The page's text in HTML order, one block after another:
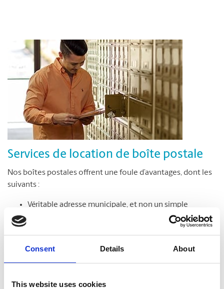
Consent Details About
This website uses cookies
Services de location de boîte postale
Nos boîtes postales offrent une foule d’avantages, dont les
suivants :
Véritable adresse municipale, et non un simple
Réception de colis livrés par toutes les entreprises de
Accès sécuritaire à votre boîte postale en tout temps,
jour et nuit*